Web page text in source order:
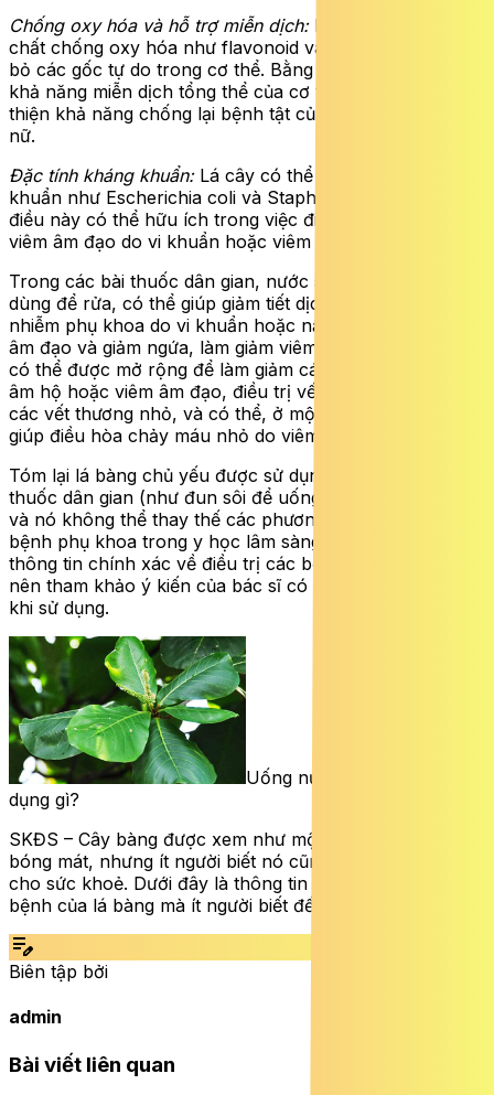
Chống oxy hóa và hỗ trợ miễn dịch:Lá bàng rất giàu
chất chống oxy hóa như flavonoid và tannin, giúp loại
bỏ các gốc tự do trong cơ thể. Bằng cách tăng cường
khả năng miễn dịch tổng thể của cơ thể, nó gián tiếp cải
thiện khả năng chống lại bệnh tật của hệ thống sinh sản
nữ.
Đặc tính kháng khuẩn:Lá cây có thể ức chế các vi
khuẩn như Escherichia coli và Staphylococcus aureus,
điều này có thể hữu ích trong việc điều trị một số bệnh
viêm âm đạo do vi khuẩn hoặc viêm vùng chậu.
Trong các bài thuốc dân gian, nước sắc từ lá bàng được
dùng để rửa, có thể giúp giảm tiết dịch nhiều do viêm
nhiễm phụ khoa do vi khuẩn hoặc nấm. Cải thiện viêm
âm đạo và giảm ngứa, làm giảm viêm da và niêm mạc,
có thể được mở rộng để làm giảm các triệu chứng ngứa
âm hộ hoặc viêm âm đạo, điều trị vết loét, mụn nhọt và
các vết thương nhỏ, và có thể, ở một mức độ nào đó,
giúp điều hòa chảy máu nhỏ do viêm nhiễm gây ra.
Tóm lại lá bàng chủ yếu được sử dụng trong các bài
thuốc dân gian (như đun sôi để uống hoặc rửa ngoài),
và nó không thể thay thế các phương pháp điều trị các
bệnh phụ khoa trong y học lâm sàng hiện đại. Để có
thông tin chính xác về điều trị các bệnh phụ khoa, bạn
nên tham khảo ý kiến của bác sĩ có chuyên môn trước
khi sử dụng.
Uống nước lá bàng có tác
dụng gì?
SKĐS – Cây bàng được xem như một loại cây để che
bóng mát, nhưng ít người biết nó cũng có tác dụng tốt
cho sức khoẻ. Dưới đây là thông tin về tác dụng chữa
bệnh của lá bàng mà ít người biết đến.
edit_note
Biên tập bởi
admin
Bài viết liên quan